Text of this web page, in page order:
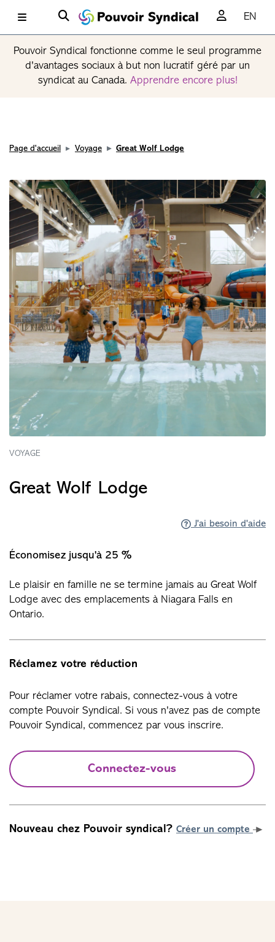
EN
Pouvoir Syndical fonctionne comme le seul programme
d'avantages sociaux à but non lucratif géré par un
syndicat au Canada. Apprendre encore plus!
Page d'accueil Voyage Great Wolf Lodge
VOYAGE
Great Wolf Lodge
J'ai besoin d'aide
Économisez jusqu'à 25 %
Le plaisir en famille ne se termine jamais au Great Wolf
Lodge avec des emplacements à Niagara Falls en
Ontario.
Réclamez votre réduction
Pour réclamer votre rabais, connectez-vous à votre
compte Pouvoir Syndical. Si vous n'avez pas de compte
Pouvoir Syndical, commencez par vous inscrire.
Connectez-vous
Nouveau chez Pouvoir syndical? Créer un compte